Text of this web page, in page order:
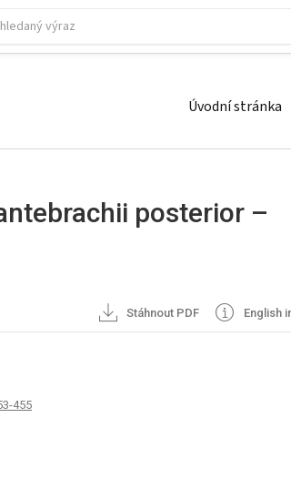
Úvodní stránka
posterior –
Stáhnout PDF English
455